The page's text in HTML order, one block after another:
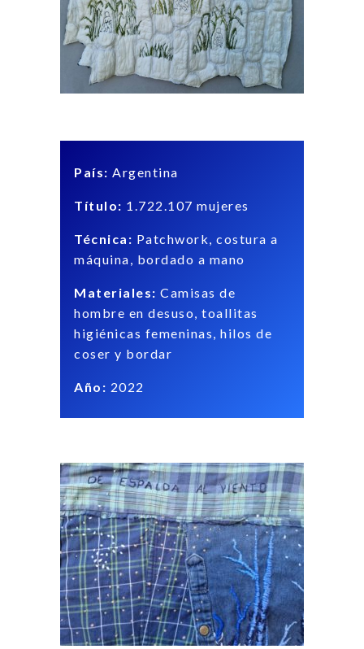
País: Argentina
Título: 1.722.107 mujeres
Técnica: Patchwork, costura a
máquina, bordado a mano
Materiales: Camisas de
hombre en desuso, toallitas
higiénicas femeninas, hilos de
coser y bordar
Año: 2022